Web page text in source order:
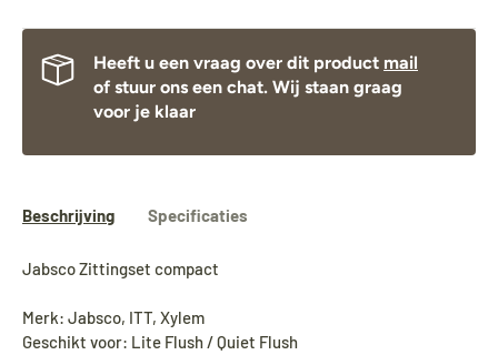
Heeft u een vraag over dit product mail
of stuur ons een chat. Wij staan graag
voor je klaar
Beschrijving Specificaties
Jabsco Zittingset compact
Merk: Jabsco, ITT, Xylem
Geschikt voor: Lite Flush / Quiet Flush